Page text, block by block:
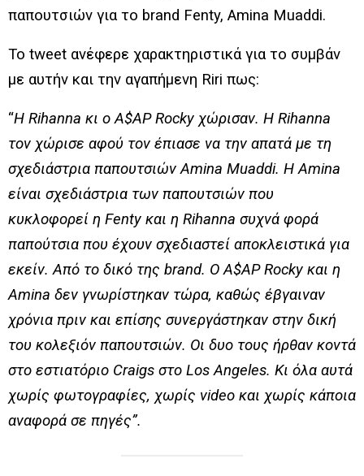
παπουτσιών για το brand Fenty, Amina Muaddi.
Το tweet ανέφερε χαρακτηριστικά για το συμβάν
με αυτήν και την αγαπήμενη Riri πως:
“Η Rihanna κι ο A$AP Rocky χώρισαν. Η Rihanna
τον χώρισε αφού τον έπιασε να την απατά με τη
σχεδιάστρια παπουτσιών Amina Muaddi. Η Amina
είναι σχεδιάστρια των παπουτσιών που
κυκλοφορεί η Fenty και η Rihanna συχνά φορά
παπούτσια που έχουν σχεδιαστεί αποκλειστικά για
εκείν. Aπό το δικό της brand. Ο A$AP Rocky και η
Amina δεν γνωρίστηκαν τώρα, καθώς έβγαιναν
χρόνια πριν και επίσης συνεργάστηκαν στην δική
του κολεξιόν παπουτσιών. Οι δυο τους ήρθαν κοντά
στο εστιατόριο Craigs στο Los Angeles. Κι όλα αυτά
χωρίς φωτογραφίες, χωρίς video και χωρίς κάποια
αναφορά σε πηγές”.